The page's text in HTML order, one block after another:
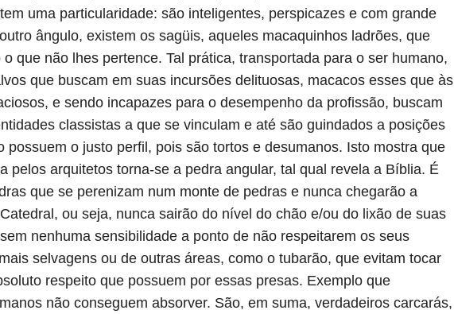
uma particularidade: são inteligentes, perspicazes e com grande
ângulo, existem os sagüis, aqueles macaquinhos ladrões, que
que não lhes pertence. Tal prática, transportada para o ser humano,
que buscam em suas incursões delituosas, macacos esses que às
e sendo incapazes para o desempenho da profissão, buscam
classistas a que se vinculam e até são guindados a posições
possuem o justo perfil, pois são tortos e desumanos. Isto mostra que
pelos arquitetos torna-se a pedra angular, tal qual revela a Bíblia. É
que se perenizam num monte de pedras e nunca chegarão a
ou seja, nunca sairão do nível do chão e/ou do lixão de suas
nenhuma sensibilidade a ponto de não respeitarem os seus
selvagens ou de outras áreas, como o tubarão, que evitam tocar
respeito que possuem por essas presas. Exemplo que
não conseguem absorver. São, em suma, verdadeiros carcarás,